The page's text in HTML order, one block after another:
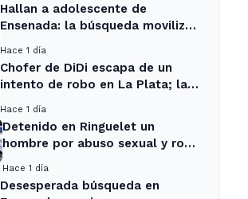
Hallan a adolescente de
Ensenada: la búsqueda movilizó
Hace 1 día
Chofer de DiDi escapa de un
intento de robo en La Plata; la
Hace 1 día
Detenido en Ringuelet un
hombre por abuso sexual y robo
Hace 1 día
Desesperada búsqueda en